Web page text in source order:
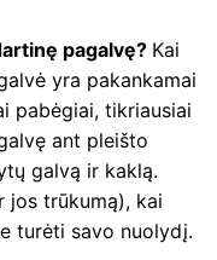
pagalvę? Kai
yra pakankamai
pabėgiai, tikriausiai
ant pleišto
galvą ir kaklą.
jos trūkumą), kai
turėti savo nuolydį.